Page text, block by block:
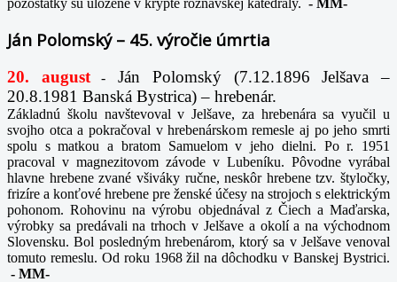
pozostatky sú uložené v krypte rožňavskej katedrály. - MM-
Ján Polomský – 45. výročie úmrtia
20. august-
Ján Polomský (7.12.1896 Jelšava –
20.8.1981 Banská Bystrica) – hrebenár.
Základnú školu navštevoval v Jelšave, za hrebenára sa vyučil u
svojho otca a pokračoval v hrebenárskom remesle aj po jeho smrti
spolu s matkou a bratom Samuelom v jeho dielni. Po r. 1951
pracoval v magnezitovom závode v Lubeníku. Pôvodne vyrábal
hlavne hrebene zvané všiváky ručne, neskôr hrebene tzv. štyločky,
frizíre a konťové hrebene pre ženské účesy na strojoch s elektrickým
pohonom. Rohovinu na výrobu objednával z Čiech a Maďarska,
výrobky sa predávali na trhoch v Jelšave a okolí a na východnom
Slovensku. Bol posledným hrebenárom, ktorý sa v Jelšave venoval
tomuto remeslu. Od roku 1968 žil na dôchodku v Banskej Bystrici.
- MM-